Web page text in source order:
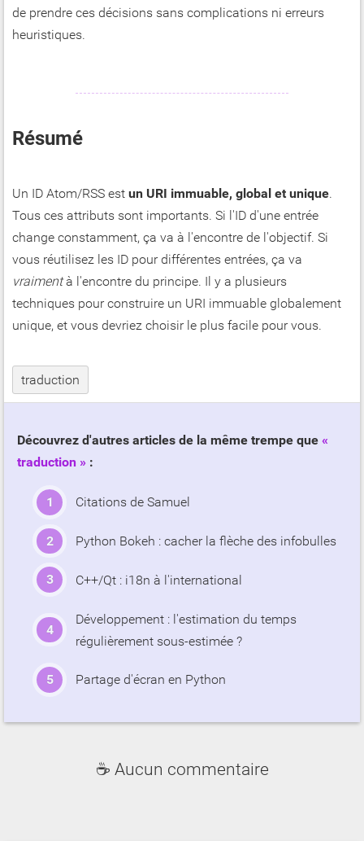
de prendre ces décisions sans complications ni erreurs
heuristiques.
Résumé
Un ID Atom/RSS est un URI immuable, global et unique.
Tous ces attributs sont importants. Si l'ID d'une entrée
change constamment, ça va à l'encontre de l'objectif. Si
vous réutilisez les ID pour différentes entrées, ça va
vraimentà l'encontre du principe. Il y a plusieurs
techniques pour construire un URI immuable globalement
unique, et vous devriez choisir le plus facile pour vous.
traduction
Découvrez d'autres articles de la même trempe que
traduction
:
Citations de Samuel
Python Bokeh : cacher la flèche des infobulles
C++/Qt : i18n à l'international
Développement : l'estimation du temps
régulièrement sous-estimée ?
Partage d'écran en Python
☕ Aucun commentaire